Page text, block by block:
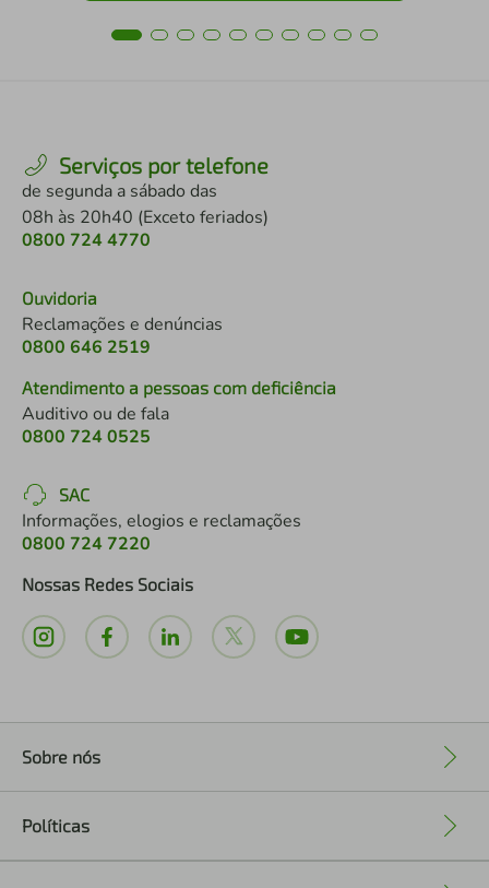
Serviços por telefone
de segunda a sábado das
08h às 20h40 (Exceto feriados)
0800 724 4770
Ouvidoria
Reclamações e denúncias
0800 646 2519
Atendimento a pessoas com deficiência
Auditivo ou de fala
0800 724 0525
SAC
Informações, elogios e reclamações
0800 724 7220
Nossas Redes Sociais
Sobre nós
Políticas